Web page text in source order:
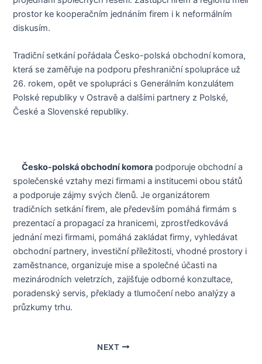
prostor ke kooperačním jednáním firem i k neformálním
diskusím.
Tradiční setkání pořádala Česko-polská obchodní komora,
která se zaměřuje na podporu přeshraniční spolupráce už
26. rokem, opět ve spolupráci s Generálním konzulátem
Polské republiky v Ostravě a dalšími partnery z Polské,
České a Slovenské republiky.
Česko-polská obchodní komora podporuje obchodní a
společenské vztahy mezi firmami a institucemi obou států
a podporuje zájmy svých členů. Je organizátorem
tradičních setkání firem, ale především pomáhá firmám s
prezentací a propagací za hranicemi, zprostředkovává
jednání mezi firmami, pomáhá zakládat firmy, vyhledávat
obchodní partnery, investiční příležitosti, vhodné prostory i
zaměstnance, organizuje mise a společné účasti na
mezinárodních veletrzích, zajišťuje odborné konzultace,
poradenský servis, překlady a tlumočení nebo analýzy a
průzkumy trhu.
NEXT